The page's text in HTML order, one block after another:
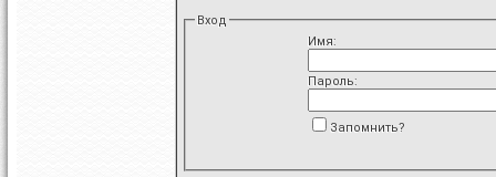
Вход
Имя:
Пароль:
Запомнить?